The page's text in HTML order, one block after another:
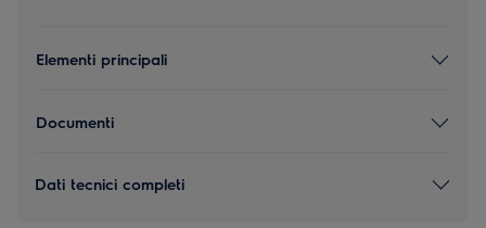
Elementi principali
Documenti
Dati tecnici completi